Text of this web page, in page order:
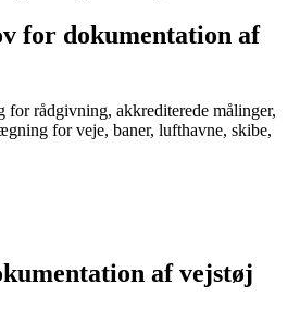
for dokumentation af
for rådgivning, akkrediterede målinger,
for veje, baner, lufthavne, skibe,
af vejstøj